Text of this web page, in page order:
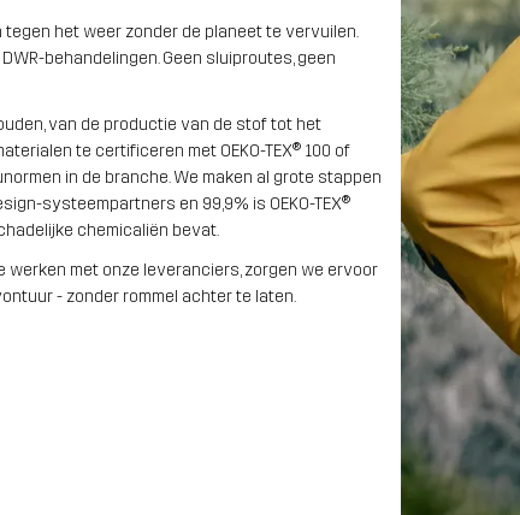
het weer zonder de planeet te vervuilen.
behandelingen. Geen sluiproutes, geen
van de productie van de stof tot het
te certificeren met OEKO-TEX® 100 of
in de branche. We maken al grote stappen
systeempartners en 99,9% is OEKO-TEX®
chemicaliën bevat.
werken met onze leveranciers, zorgen we ervoor
- zonder rommel achter te laten.